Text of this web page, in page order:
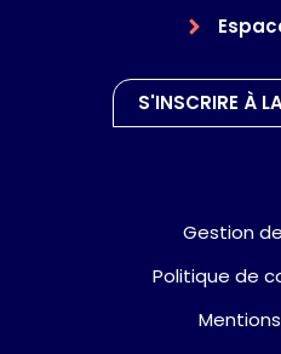
S'INSCRIRE À
Gestion
Politique de